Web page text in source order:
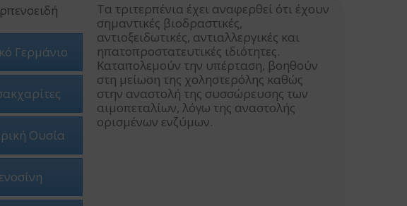
Γερμάνιο
Ουσία
Τα τριτερπένια έχει αναφερθεί ότι έχουν
σημαντικές βιοδραστικές,
αντιοξειδωτικές, αντιαλλεργικές και
ηπατοπροστατευτικές ιδιότητες.
Καταπολεμούν την υπέρταση, βοηθούν
στη μείωση της χοληστερόλης καθώς
στην αναστολή της συσσώρευσης των
αιμοπεταλίων, λόγω της αναστολής
ορισμένων ενζύμων.